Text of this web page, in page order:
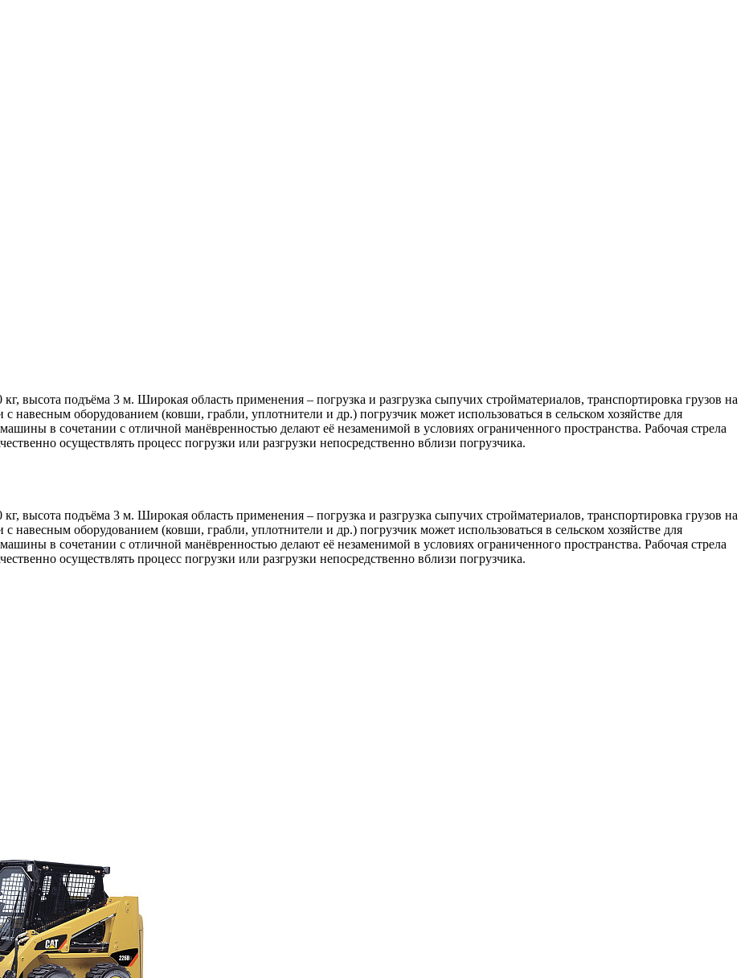
высота подъёма 3 м. Широкая область применения – погрузка и разгрузка сыпучих стройматериалов, транспортировка грузов на
навесным оборудованием (ковши, грабли, уплотнители и др.) погрузчик может использоваться в сельском хозяйстве для
в сочетании с отличной манёвренностью делают её незаменимой в условиях ограниченного пространства. Рабочая стрела
осуществлять процесс погрузки или разгрузки непосредственно вблизи погрузчика.
высота подъёма 3 м. Широкая область применения – погрузка и разгрузка сыпучих стройматериалов, транспортировка грузов на
навесным оборудованием (ковши, грабли, уплотнители и др.) погрузчик может использоваться в сельском хозяйстве для
в сочетании с отличной манёвренностью делают её незаменимой в условиях ограниченного пространства. Рабочая стрела
осуществлять процесс погрузки или разгрузки непосредственно вблизи погрузчика.